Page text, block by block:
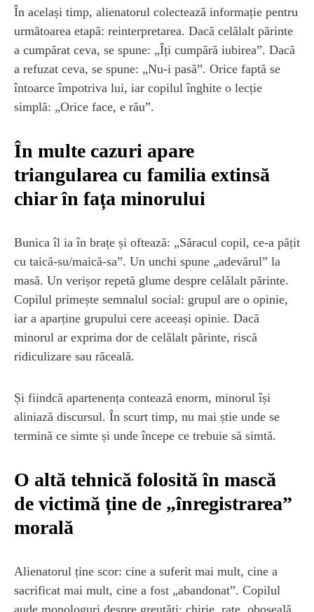
În același timp, alienatorul colectează informație pentru
următoarea etapă: reinterpretarea. Dacă celălalt părinte
a cumpărat ceva, se spune: „Îți cumpără iubirea”. Dacă
a refuzat ceva, se spune: „Nu-i pasă”. Orice faptă se
întoarce împotriva lui, iar copilul înghite o lecție
simplă: „Orice face, e rău”.
În multe cazuri apare
triangularea cu familia extinsă
chiar în fața minorului
Bunica îl ia în brațe și oftează: „Săracul copil, ce-a pățit
cu taică-su/maică-sa”. Un unchi spune „adevărul” la
masă. Un verișor repetă glume despre celălalt părinte.
Copilul primește semnalul social: grupul are o opinie,
iar a aparține grupului cere aceeași opinie. Dacă
minorul ar exprima dor de celălalt părinte, riscă
ridiculizare sau răceală.
Și fiindcă apartenența contează enorm, minorul își
aliniază discursul. În scurt timp, nu mai știe unde se
termină ce simte și unde începe ce trebuie să simtă.
O altă tehnică folosită în mască
de victimă ține de „înregistrarea”
morală
Alienatorul ține scor: cine a suferit mai mult, cine a
sacrificat mai mult, cine a fost „abandonat”. Copilul
aude monologuri despre greutăți: chirie, rate, oboseală,